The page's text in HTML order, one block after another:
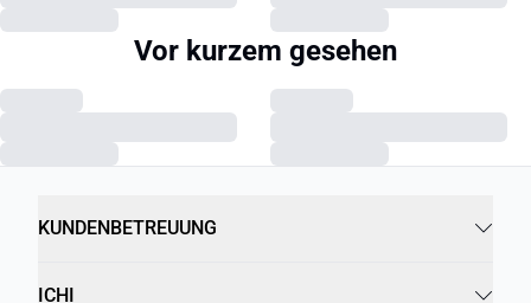
Vor kurzem gesehen
KUNDENBETREUUNG
ICHI